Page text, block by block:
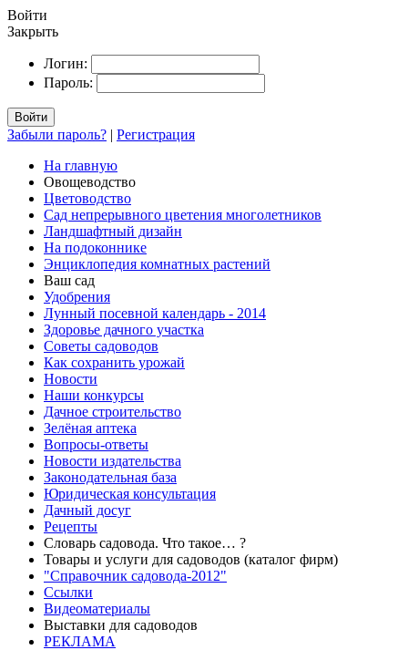
Войти
Закрыть
Логин:
Пароль:
Войти
Забыли пароль? | Регистрация
На главную
Овощеводство
Цветоводство
Сад непрерывного цветения многолетников
Ландшафтный дизайн
На подоконнике
Энциклопедия комнатных растений
Ваш сад
Удобрения
Лунный посевной календарь - 2014
Здоровье дачного участка
Советы садоводов
Как сохранить урожай
Новости
Наши конкурсы
Дачное строительство
Зелёная аптека
Вопросы-ответы
Новости издательства
Законодательная база
Юридическая консультация
Дачный досуг
Рецепты
Словарь садовода. Что такое… ?
Товары и услуги для садоводов (каталог фирм)
"Справочник садовода-2012"
Ссылки
Видеоматериалы
Выставки для садоводов
РЕКЛАМА